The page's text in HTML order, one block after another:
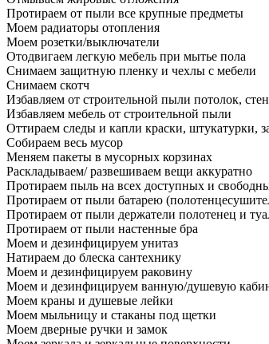
Протираем от пыли все крупные предметы
Моем радиаторы отопления
Моем розетки/выключатели
Отодвигаем легкую мебель при мытье пола
Снимаем защитную пленку и чехлы с мебели
Снимаем скотч
Избавляем от строительной пыли потолок,
Избавляем мебель от строительной пыли
Оттираем следы и капли краски, штукатурки,
Собираем весь мусор
Меняем пакеты в мусорных корзинах
Раскладываем/ развешиваем вещи аккуратно
Протираем пыль на всех доступных и
Протираем от пыли батарею
Протираем от пыли держатели полотенец и
Протираем от пыли настенные бра
Моем и дезинфицируем унитаз
Натираем до блеска сантехнику
Моем и дезинфицируем раковину
Моем и дезинфицируем ванную/душевую
Моем краны и душевые лейки
Моем мыльницу и стаканы под щетки
Моем дверные ручки и замок